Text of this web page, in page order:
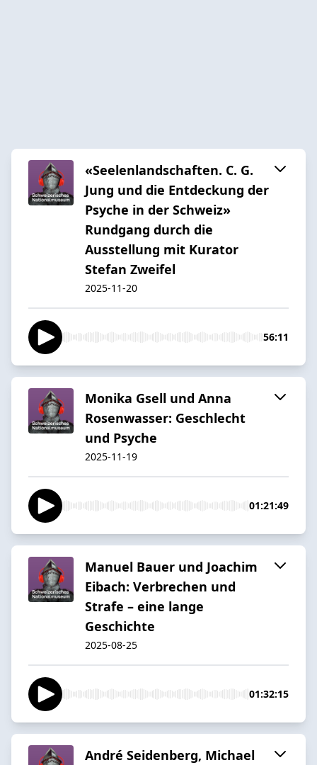
«Seelenlandschaften. C. G.
Jung und die Entdeckung der
Psyche in der Schweiz»
Rundgang durch die
Ausstellung mit Kurator
Stefan Zweifel
2025-11-20
56:11
Monika Gsell und Anna
Rosenwasser: Geschlecht
und Psyche
2025-11-19
01:21:49
Manuel Bauer und Joachim
Eibach: Verbrechen und
Strafe – eine lange
Geschichte
2025-08-25
01:32:15
André Seidenberg, Michael